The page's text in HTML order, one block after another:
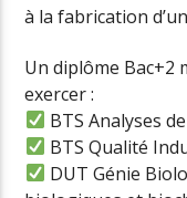
à la fabrication
Un diplôme Bac+2
exercer :
BTS Analyses
BTS Qualité
DUT Génie